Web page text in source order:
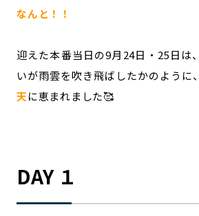
なんと！！
迎えた本番当日の9月24日・25日は
いが雨雲を吹き飛ばしたかのように
天に恵まれました🥰
DAY １